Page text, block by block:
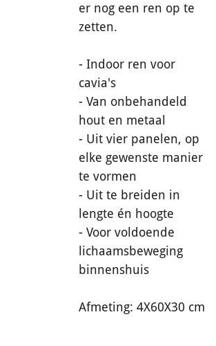
er nog een ren op te
zetten.
- Indoor ren voor
cavia's
- Van onbehandeld
hout en metaal
- Uit vier panelen, op
elke gewenste manier
te vormen
- Uit te breiden in
lengte én hoogte
- Voor voldoende
lichaamsbeweging
binnenshuis
Afmeting: 4X60X30 cm